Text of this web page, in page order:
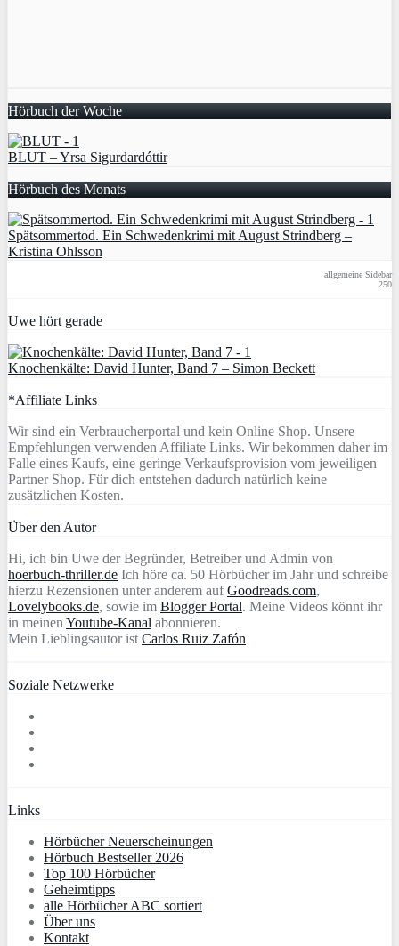
Hörbuch der Woche
BLUT – Yrsa Sigurdardóttir
Hörbuch des Monats
Spätsommertod. Ein Schwedenkrimi mit August Strindberg –
Kristina Ohlsson
allgemeine Sidebar
250
Uwe hört gerade
Knochenkälte: David Hunter, Band 7 – Simon Beckett
*Affiliate Links
Wir sind ein Verbraucherportal und kein Online Shop. Unsere
Empfehlungen verwenden Affiliate Links. Wir bekommen daher im
Falle eines Kaufs, eine geringe Verkaufsprovision vom jeweiligen
Partner Shop. Für dich entstehen dadurch natürlich keine
zusätzlichen Kosten.
Über den Autor
Hi, ich bin Uwe der Begründer, Betreiber und Admin von
hoerbuch-thriller.de Ich höre ca. 50 Hörbücher im Jahr und schreibe
hierzu Rezensionen unter anderem aufGoodreads.com,
Lovelybooks.de, sowie im Blogger Portal. Meine Videos könnt ihr
in meinen Youtube-Kanal abonnieren.
Mein Lieblingsautor ist Carlos Ruiz Zafón
Soziale Netzwerke
Links
Hörbücher Neuerscheinungen
Hörbuch Bestseller 2026
Top 100 Hörbücher
Geheimtipps
alle Hörbücher ABC sortiert
Über uns
Kontakt